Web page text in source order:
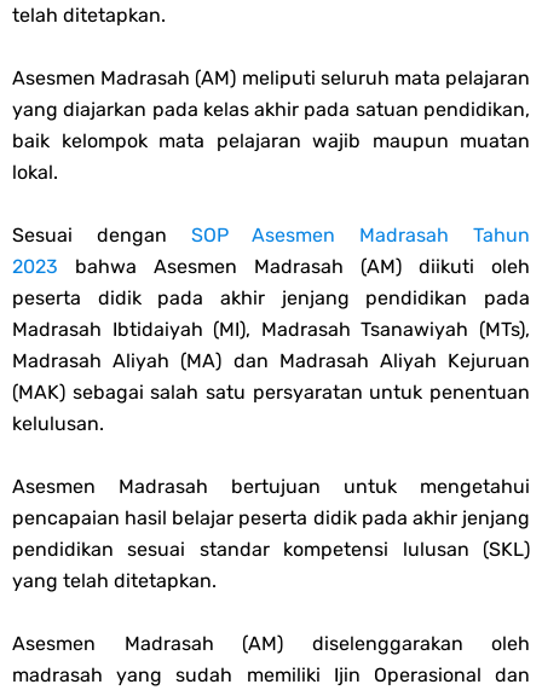
Soal OMI Geografi Terintegrasi Jenjang MA
Unduh Buku Teks Utama (BTU) Mapel Akidah Akhlak Jenang MI, MTs
Dan MA Tahun 2026
Sunday, 9 August
telah ditetapkan.
Asesmen Madrasah (AM) meliputi seluruh mata pelajaran
yang diajarkan pada kelas akhir pada satuan pendidikan,
baik kelompok mata pelajaran wajib maupun muatan
lokal.
Sesuai dengan SOP Asesmen Madrasah Tahun
2023 bahwa Asesmen Madrasah (AM) diikuti oleh
peserta didik pada akhir jenjang pendidikan pada
Madrasah Ibtidaiyah (MI), Madrasah Tsanawiyah (MTs),
Madrasah Aliyah (MA) dan Madrasah Aliyah Kejuruan
(MAK) sebagai salah satu persyaratan untuk penentuan
kelulusan.
Asesmen Madrasah bertujuan untuk mengetahui
pencapaian hasil belajar peserta didik pada akhir jenjang
pendidikan sesuai standar kompetensi lulusan (SKL)
yang telah ditetapkan.
Asesmen Madrasah (AM) diselenggarakan oleh
madrasah yang sudah memiliki Ijin Operasional dan